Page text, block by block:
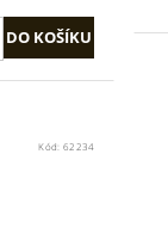
Kód: 62234